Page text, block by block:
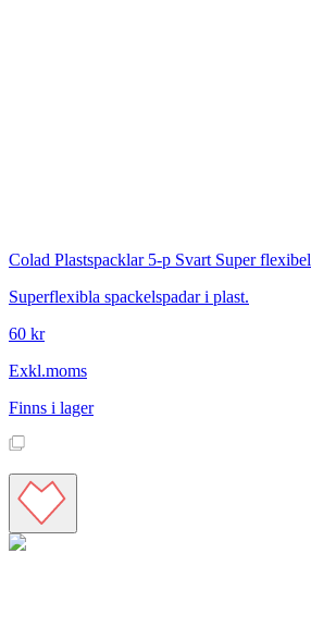
Colad Plastspacklar 5-p Svart Super flexibel
Superflexibla spackelspadar i plast.
60 kr
Exkl.moms
Finns i lager